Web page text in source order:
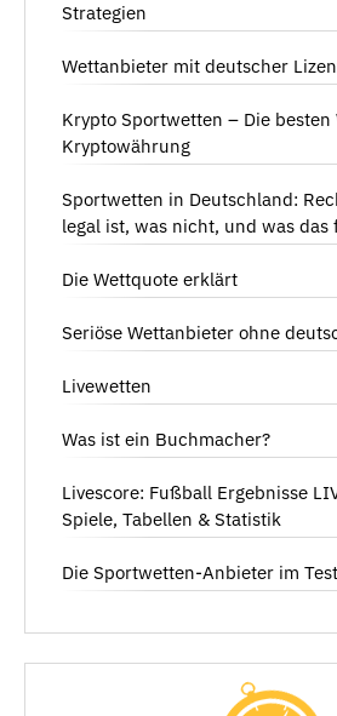
Strategien
Wettanbieter mit deutscher
Krypto Sportwetten – Die
Kryptowährung
Sportwetten in Deutschland:
legal ist, was nicht, und was
Die Wettquote erklärt
Seriöse Wettanbieter ohne
Livewetten
Was ist ein Buchmacher?
Livescore: Fußball Ergebnisse
Spiele, Tabellen & Statistik
Die Sportwetten-Anbieter im Test